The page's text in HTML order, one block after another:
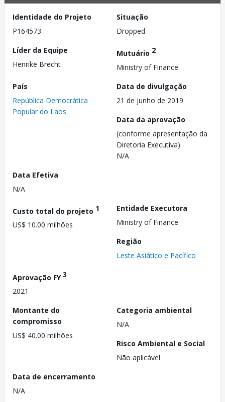
Identidade do Projeto
P164573
Situação
Dropped
Líder da Equipe
Henrike Brecht
Mutuário 2
Ministry of Finance
País
República Democrática
Popular do Laos
Data de divulgação
21 de junho de 2019
Data da aprovação
(conforme apresentação da
Diretoria Executiva)
N/A
Data Efetiva
N/A
Custo total do projeto 1
US$ 10.00 milhões
Entidade Executora
Ministry of Finance
Região
Leste Asiático e Pacífico
Aprovação FY3
2021
Montante do
compromisso
US$ 40.00 milhões
Categoria ambiental
N/A
Risco Ambiental e Social
Não aplicável
Data de encerramento
N/A